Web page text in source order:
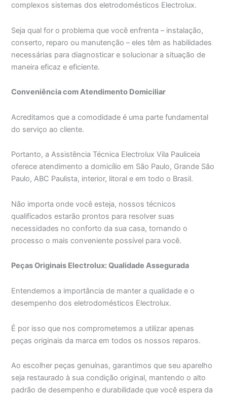
complexos sistemas dos eletrodomésticos Electrolux.
Seja qual for o problema que você enfrenta – instalação,
conserto, reparo ou manutenção – eles têm as habilidades
necessárias para diagnosticar e solucionar a situação de
maneira eficaz e eficiente.
Conveniência com Atendimento Domiciliar
Acreditamos que a comodidade é uma parte fundamental
do serviço ao cliente.
Portanto, a Assistência Técnica Electrolux Vila Pauliceia
oferece atendimento a domicílio em São Paulo, Grande São
Paulo, ABC Paulista, interior, litoral e em todo o Brasil.
Não importa onde você esteja, nossos técnicos
qualificados estarão prontos para resolver suas
necessidades no conforto da sua casa, tornando o
processo o mais conveniente possível para você.
Peças Originais Electrolux: Qualidade Assegurada
Entendemos a importância de manter a qualidade e o
desempenho dos eletrodomésticos Electrolux.
É por isso que nos comprometemos a utilizar apenas
peças originais da marca em todos os nossos reparos.
Ao escolher peças genuínas, garantimos que seu aparelho
seja restaurado à sua condição original, mantendo o alto
padrão de desempenho e durabilidade que você espera da